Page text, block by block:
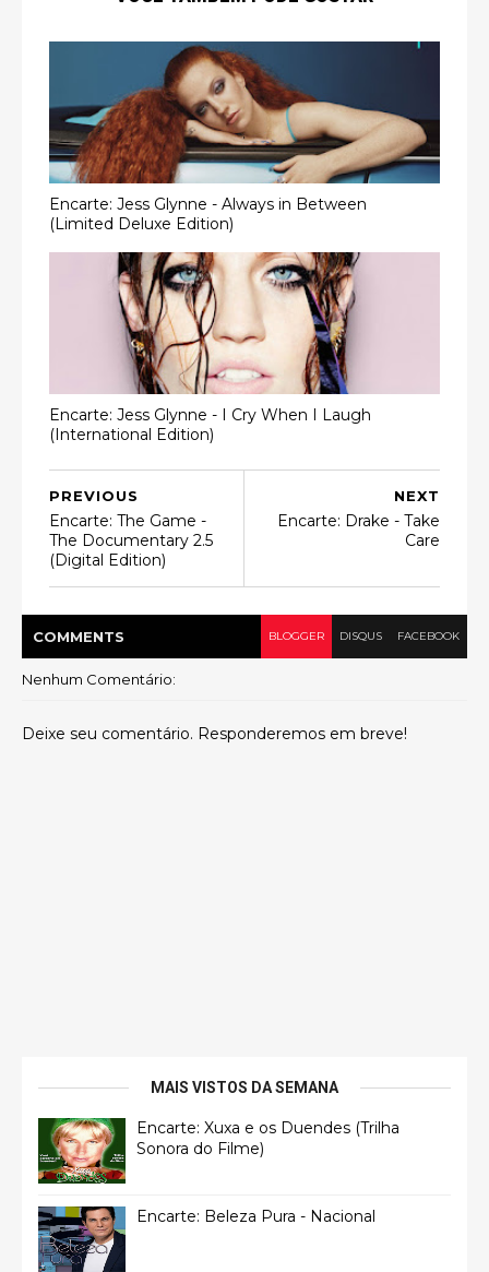
Encarte: Jess Glynne - Always in Between
(Limited Deluxe Edition)
Encarte: Jess Glynne - I Cry When I Laugh
(International Edition)
NEXT
Encarte: Drake - Take
Care
PREVIOUS
Encarte: The Game -
The Documentary 2.5
(Digital Edition)
COMMENTS BLOGGER DISQUS FACEBOOK
Nenhum Comentário:
Deixe seu comentário. Responderemos em breve!
MAIS VISTOS DA SEMANA
Encarte: Xuxa e os Duendes (Trilha
Sonora do Filme)
Encarte: Beleza Pura - Nacional